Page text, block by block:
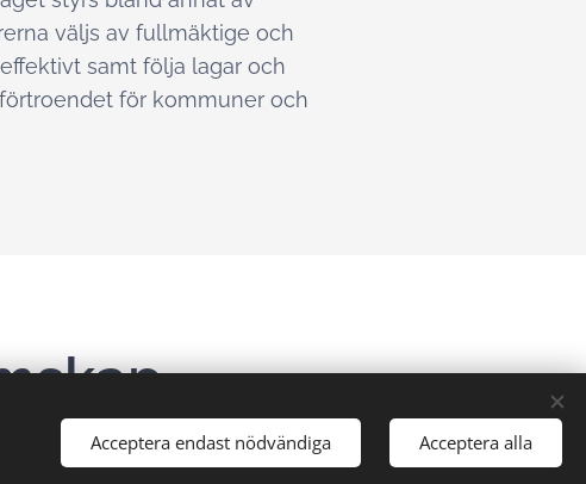
väljs av fullmäktige och
samt följa lagar och
för kommuner och
som har egna revisionskontor kan
Acceptera endast nödvändiga Acceptera alla